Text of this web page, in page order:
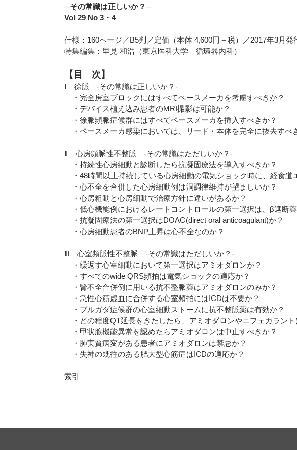
─その常識は正しいか？─
Vol 29 No 3・4
仕様：160ページ／B5判／定価（本体 4,600円＋税）／2017年3月発
特集編集：里見 和浩（東京医科大学 循環器内科）
【目 次】
Ⅰ 徐脈 -その常識は正しいか？-
・完全房室ブロックにはすべてペースメーカを考慮すべきか？
・デバイス植え込み患者のMRI撮影は可能か？
・徐脈頻脈症候群にはすべてペースメーカを挿入すべきか？
・ペースメーカ感染においては、リード・本体を完全に抜去すべ
Ⅱ 心房頻脈性不整脈 -その常識はただしいか？-
・持続性心房細動と診断したら抗凝固療法を導入すべきか？
・48時間以上持続している心房細動の電気ショック時に、経食道
・心不全を合併した心房細動例は洞調律維持が望ましいか？
・心房粗動と心房細動で治療方針に違いがあるか？
・低心機能例におけるレートコントロールの第一選択は、β遮断
・抗凝固療法の第一選択はDOAC(direct oral anticoagulant)か？
・心房細動患者のBNP上昇は心不全なのか？
Ⅲ 心室頻脈性不整脈 -その常識はただしいか？-
・繰返す心室細動において第一選択はアミオダロンか？
・すべてのwide QRS頻拍は電気ショックの適応か？
・腎不全合併例に用いる抗不整脈薬はアミオダロンのみか？
・急性心筋虚血に合併する心室頻拍にはICDは不要か？
・ブルガダ症候群の心室細動ストームに抗不整脈薬は有効か？
・どの程度QT延長をきたしたら、アミオダロンやニフェカラント
・甲状腺機能異常を認めたらアミオダロンは中止すべきか？
・肺実質病変がある患者にアミオダロンは禁忌か？
・失神の既往のある肥大型心筋症はICDの適応か？
索引